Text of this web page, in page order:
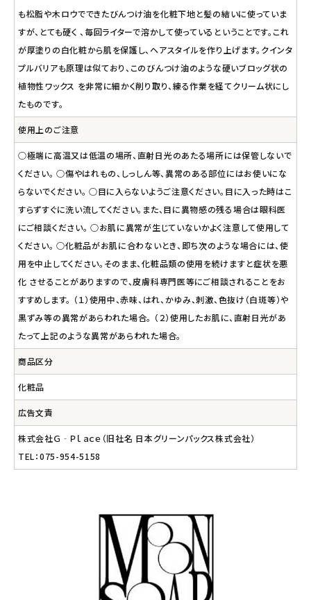
も松脂や木ロウでできたびんつけ油を化粧下地と髪の結いに使っていま
すが、とても硬く 、毎回ライターで溶かして使っているということです。これ
が厚塗りの白化粧から肌を保護し、ヘアスタイルを作り上げます。クインタ
プルバリアも原理は似ており、このびんつけ油のような硬いブロッグ状の
植物性ワックス を非常に細かく削り取り、練る作業を経てクリーム状にし
たものです。
使用上のご注意
○極端に高温又は低温の場所、直射日光のあたる場所には保管しないで
ください。 ○傷やはれもの、しっしん等、異常のある部位にはお使いにな
らないでください。 ○目に入らないようご注意ください。目に入った時はこ
すらずすぐに洗い流してください。また、目に異物感の残る場合は眼科医
にご相談ください。 ○お肌に異常が生じていないかよく注意して使用して
ください。 ○化粧品がお肌に合わないとき、即ち次のような場合には、使
用を中止してください。そのまま、化粧品類の使用を続けますと症状を悪
化 させることがありますので、皮膚科専門医等にご相談されることをお
すすめします。 （１）使用中、赤味、はれ、かゆみ、刺激、色抜け（白斑等）や
黒ずみ等の異常があらわれた場合。 （２）使用したお肌に、直射日光があ
たって上記のような異常があらわれた場合。
商品区分
化粧品
広告文責
株式会社Ｇ‐Ｐｌａｃｅ（旧社名 日本グリーンパックス株式会社）
TEL：075-954-5158